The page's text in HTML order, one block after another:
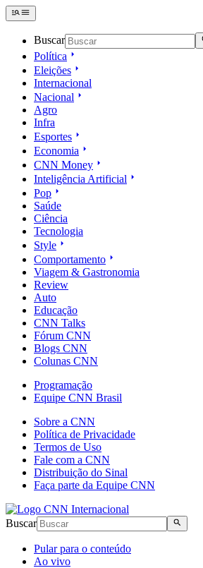
Buscar
Política
Eleições
Internacional
Nacional
Agro
Infra
Esportes
Economia
CNN Money
Inteligência Artificial
Pop
Saúde
Ciência
Tecnologia
Style
Comportamento
Viagem & Gastronomia
Review
Auto
Educação
CNN Talks
Fórum CNN
Blogs CNN
Colunas CNN
Programação
Equipe CNN Brasil
Sobre a CNN
Política de Privacidade
Termos de Uso
Fale com a CNN
Distribuição do Sinal
Faça parte da Equipe CNN
Buscar
Pular para o conteúdo
Ao vivo